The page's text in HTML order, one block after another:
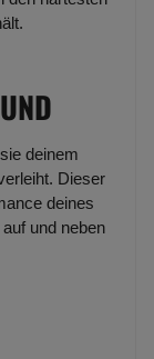
deinem
Dieser
deines
und neben